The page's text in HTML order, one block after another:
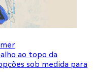
ao topo da
sob medida para